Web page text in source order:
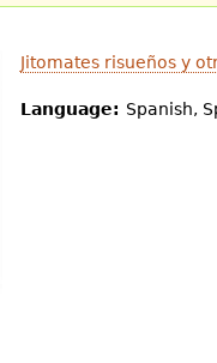
Jitomates risueños y
Language: Spanish,